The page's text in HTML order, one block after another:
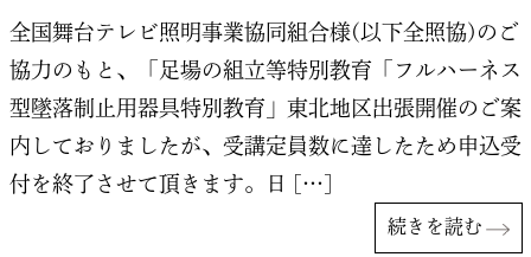
全国舞台テレビ照明事業協同組合様(以下全照協)のご
協力のもと、「足場の組立等特別教育「フルハーネス
型墜落制止用器具特別教育」東北地区出張開催のご案
内しておりましたが、受講定員数に達したため申込受
付を終了させて頂きます。日 […]
続きを読む